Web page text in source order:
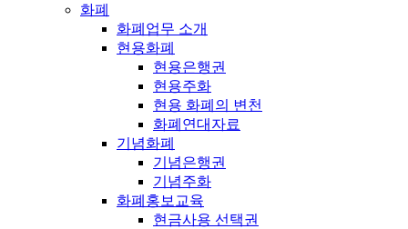
화폐
화폐업무 소개
현용화폐
현용은행권
현용주화
현용 화폐의 변천
화폐연대자료
기념화폐
기념은행권
기념주화
화폐홍보교육
현금사용 선택권